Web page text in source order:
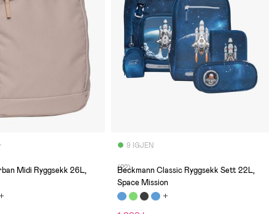
Midi Ryggsekk 26L,
9 IGJEN
(22)
Beckmann Classic Ryggsekk Sett 22L,
Space Mission